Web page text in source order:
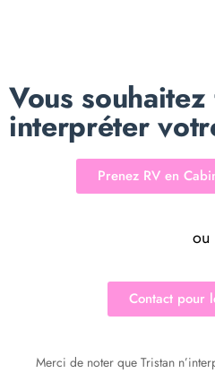
Vous
interpréter
Prenez RV en
ou
Contact pour
Merci de noter que Tristan